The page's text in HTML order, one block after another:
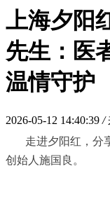
上海夕阳
先生：医
温情守护
2026-05-12 14:40:39 /
走进夕阳红，分
创始人施国良。